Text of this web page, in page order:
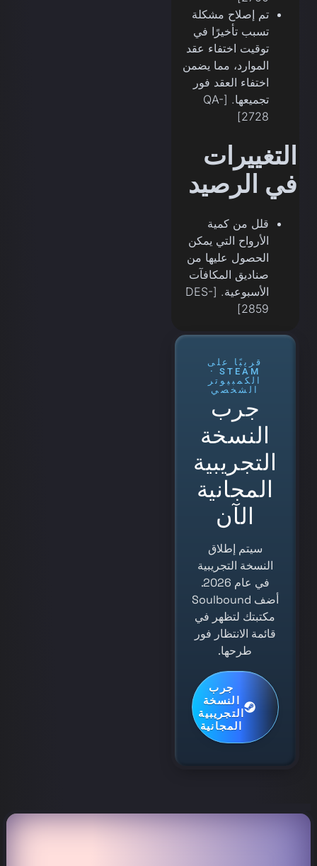
تم إصلاح مشكلة
تسبب تأخيرًا في
توقيت اختفاء عقد
الموارد، مما يضمن
اختفاء العقد فور
تجميعها. [QA-
2728]
التغييرات
في الرصيد
قلل من كمية
الأرواح التي يمكن
الحصول عليها من
صناديق المكافآت
الأسبوعية. [DES-
2859]
قريبًا على
STEAM ·
الكمبيوتر
الشخصي
جرب
النسخة
التجريبية
المجانية
الآن
سيتم إطلاق
النسخة التجريبية
في عام 2026.
أضف Soulbound
مكتبتك لتظهر في
قائمة الانتظار فور
طرحها.
جرب
النسخة
التجريبية
المجانية